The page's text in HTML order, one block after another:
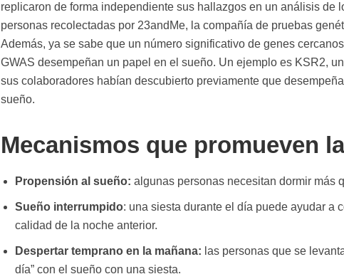
replicaron de forma independiente sus hallazgos en un análisis de
personas recolectadas por 23andMe, la compañía de pruebas
Además, ya se sabe que un número significativo de genes
GWAS desempeñan un papel en el sueño. Un ejemplo es KSR2,
sus colaboradores habían descubierto previamente que
sueño.
Mecanismos que promueven
Propensión al sueño: algunas personas necesitan dormir más
Sueño interrumpido: una siesta durante el día puede ayudar a
calidad de la noche anterior.
Despertar temprano en la mañana: las personas que se
día” con el sueño con una siesta.